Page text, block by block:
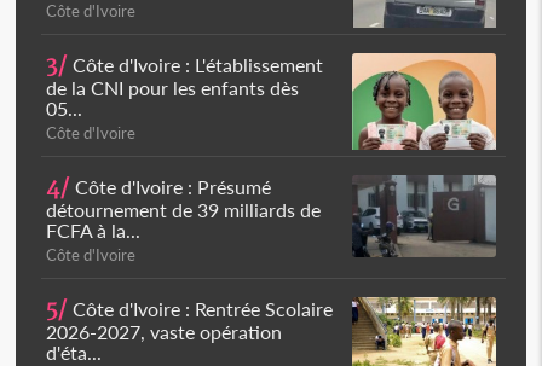
Côte d'Ivoire
3/ Côte d'Ivoire : L'établissement
de la CNI pour les enfants dès
05...
Côte d'Ivoire
4/ Côte d'Ivoire : Présumé
détournement de 39 milliards de
FCFA à la...
Côte d'Ivoire
5/ Côte d'Ivoire : Rentrée Scolaire
2026-2027, vaste opération
d'éta...